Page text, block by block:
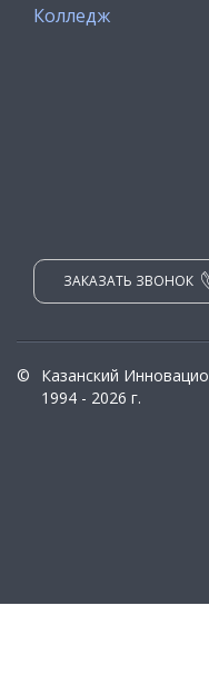
Колледж
ЗАКАЗАТЬ ЗВОНОК
©
Казанский
1994 - 2026 г.